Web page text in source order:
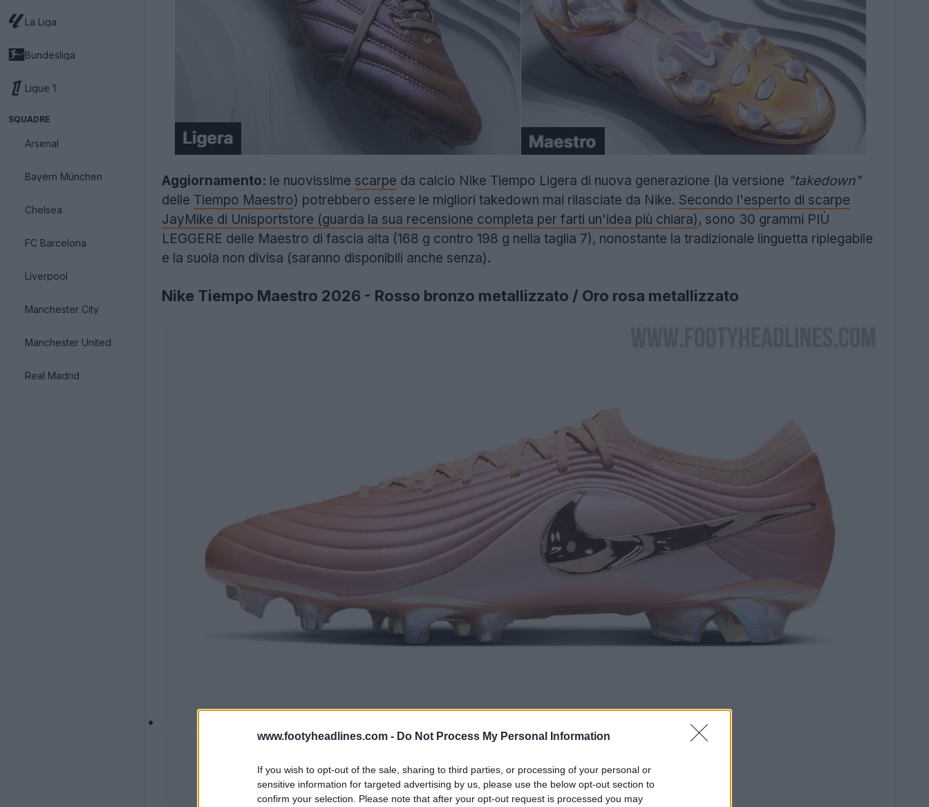
www.footyheadlines.com - Do Not Process My Personal Information
If you wish to opt-out of the sale, sharing to third parties, or processing of your personal or
sensitive information for targeted advertising by us, please use the below opt-out section to
confirm your selection. Please note that after your opt-out request is processed you may
La Liga
Bundesliga
Ligue 1
SQUADRE
Arsenal
Bayern München
Chelsea
FC Barcelona
Liverpool
Manchester City
Manchester United
Real Madrid
Aggiornamento: le nuovissime scarpe da calcio Nike Tiempo Ligera di nuova generazione (la versione "takedown"
delle Tiempo Maestro) potrebbero essere le migliori takedown mai rilasciate da Nike. Secondo l'esperto di scarpe
JayMike di Unisportstore (guarda la sua recensione completa per farti un'idea più chiara), sono 30 grammi PIÙ
LEGGERE delle Maestro di fascia alta (168 g contro 198 g nella taglia 7), nonostante la tradizionale linguetta ripiegabile
e la suola non divisa (saranno disponibili anche senza).
Nike Tiempo Maestro 2026 - Rosso bronzo metallizzato / Oro rosa metallizzato